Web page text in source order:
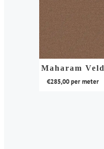
Maharam Veld
€285,00per meter